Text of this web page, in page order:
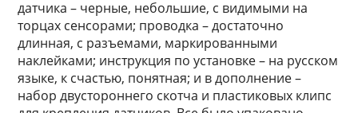
датчика – черные, небольшие, с видимыми на
торцах сенсорами; проводка – достаточно
длинная, с разъемами, маркированными
наклейками; инструкция по установке – на русском
языке, к счастью, понятная; и в дополнение –
набор двустороннего скотча и пластиковых клипс